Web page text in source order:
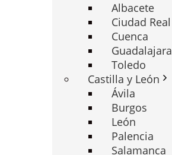
Albacete
Ciudad Real
Cuenca
Guadalajara
Toledo
Castilla y León
Ávila
Burgos
León
Palencia
Salamanca